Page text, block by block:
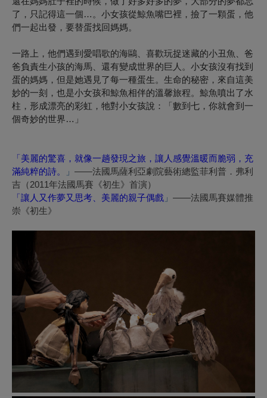
了，只記得這一個…。小女孩從鯨魚嘴巴裡，撿了一顆蛋，他
們一起出發，要替蛋找回媽媽。
一路上，他們遇到愛唱歌的海鷗、喜歡玩捉迷藏的小丑魚、爸
爸負責生小孩的海馬、還有變成世界的巨人。小女孩沒有找到
蛋的媽媽，但是她遇見了每一種蛋生。生命的秘密，來自這美
妙的一刻，也是小女孩和鯨魚相伴的溫馨旅程。鯨魚噴出了水
柱，形成漂亮的彩虹，牠對小女孩說：「數到七，你就會到一
個奇妙的世界…」
「美麗的驚喜，就像一趟發現之旅，讓人感覺溫暖而脆弱，充
滿純粹的詩。
」 ——法國馬薩利亞劇院藝術總監菲利普．弗利
吉（2011年法國馬賽《初生》首演）
「讓人又作夢又思考、美麗的親子偶戲 」 ——法國馬賽媒體推
崇《初生》